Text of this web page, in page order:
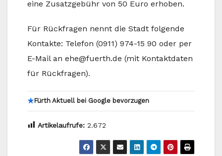
eine Zusatzgebühr von 50 Euro erhoben.
Für Rückfragen nennt die Stadt folgende
Kontakte: Telefon (0911) 974-15 90 oder per
E-Mail an ehe@fuerth.de (mit Kontaktdaten
für Rückfragen).
★Fürth Aktuell bei Google bevorzugen
Artikelaufrufe: 2.672